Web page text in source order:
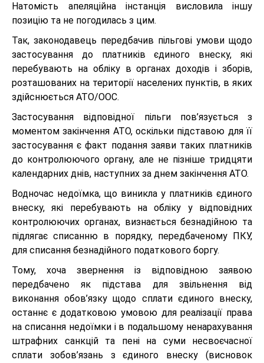
Натомість апеляційна інстанція висловила іншу
позицію та не погодилась з цим.
Так, законодавець передбачив пільгові умови щодо
застосування до платників єдиного внеску, які
перебувають на обліку в органах доходів і зборів,
розташованих на території населених пунктів, в яких
здійснюється АТО/ООС.
Застосування відповідної пільги пов’язується з
моментом закінчення АТО, оскільки підставою для її
застосування є факт подання заяви таких платників
до контролюючого органу, але не пізніше тридцяти
календарних днів, наступних за днем закінчення АТО.
Водночас недоїмка, що виникла у платників єдиного
внеску, які перебувають на обліку у відповідних
контролюючих органах, визнається безнадійною та
підлягає списанню в порядку, передбаченому ПКУ,
для списання безнадійного податкового боргу.
Тому, хоча звернення із відповідною заявою
передбачено як підстава для звільнення від
виконання обов’язку щодо сплати єдиного внеску,
останнє є додатковою умовою для реалізації права
на списання недоїмки і в подальшому ненарахування
штрафних санкцій та пені на суми несвоєчасної
сплати зобов’язань з єдиного внеску (висновок